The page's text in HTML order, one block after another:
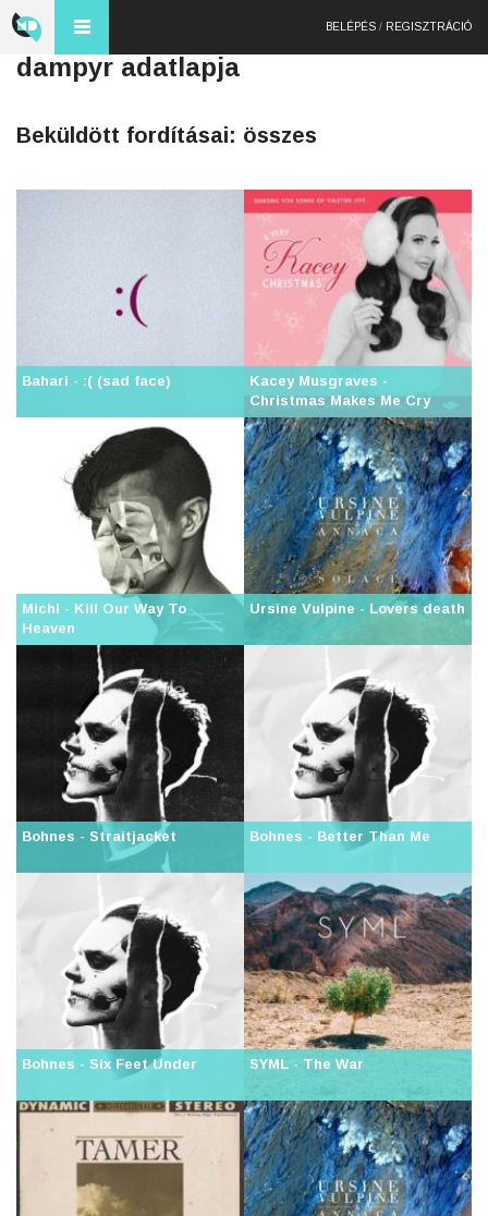
BELÉPÉS / REGISZTRÁCIÓ
dampyr adatlapja
Beküldött fordításai: összes
Bahari - :( (sad face)
Kacey Musgraves -
Christmas Makes Me Cry
Michl - Kill Our Way To
Heaven
Ursine Vulpine - Lovers death
Bohnes - Straitjacket Bohnes - Better Than Me
Bohnes - Six Feet Under SYML - The War